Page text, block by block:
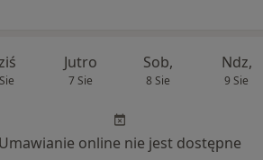
Jutro
7 Sie
Sob,
8 Sie
Ndz,
9 Sie
Umawianie online nie jest dostępne